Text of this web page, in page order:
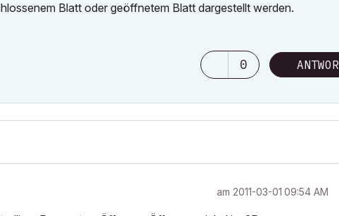
Blatt oder geöffnetem Blatt dargestellt werden.
0
am ‎2011-03-01 09:54 AM